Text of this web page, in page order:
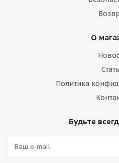
О
Политика
Будьте